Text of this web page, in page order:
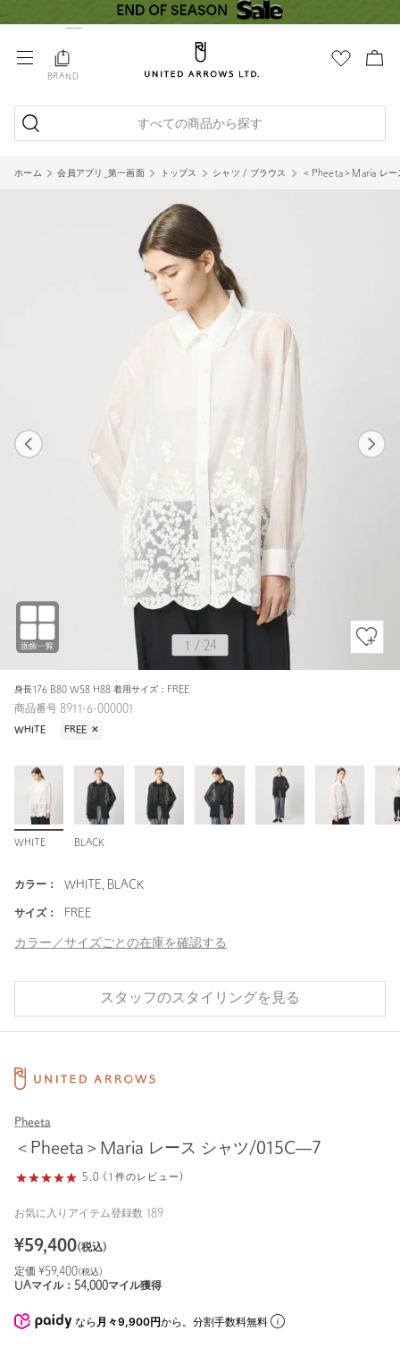
BRAND
すべての商品から探す
ホーム 会員アプリ_第一画面 トップス シャツ / ブラウス ＜Pheeta＞Maria レ
身長176 B80 W58 H88 着用サイズ：FREE
1 / 24
商品番号 8911-6-000001
WHITE FREE ✕
WHITE BLACK
カラー： WHITE, BLACK
サイズ： FREE
カラー／サイズごとの在庫を確認する
スタッフのスタイリングを見る
Pheeta
＜Pheeta＞Maria レース シャツ/015C―7
5.0 (1件のレビュー)
お気に入りアイテム登録数 189
¥59,400(税込)
定価 ¥59,400(税込)
UAマイル： 54,000マイル獲得
なら 月々9,900円から。分割手数料無料
WHITE
1 24